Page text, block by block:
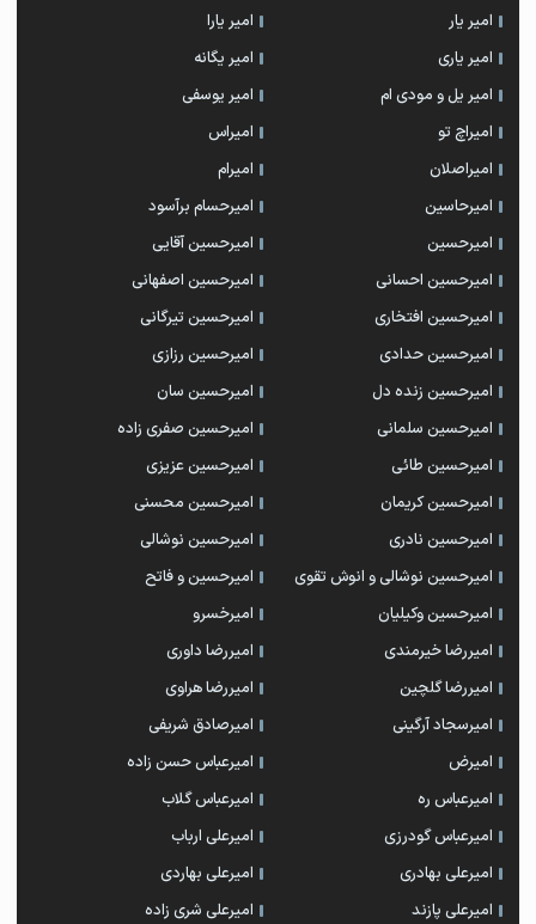
امیر یار
امیر یارا
امیر یاری
امیر یگانه
امیر یل و مودی ام
امیر یوسفی
امیراچ تو
امیراس
امیراصلان
امیرام
امیرحاسین
امیرحسام برآسود
امیرحسین
امیرحسین آقایی
امیرحسین احسانی
امیرحسین اصفهانی
امیرحسین افتخاری
امیرحسین تیرگانی
امیرحسین حدادی
امیرحسین رزازی
امیرحسین زنده دل
امیرحسین سان
امیرحسین سلمانی
امیرحسین صفری زاده
امیرحسین طائی
امیرحسین عزیزی
امیرحسین کریمان
امیرحسین محسنی
امیرحسین نادری
امیرحسین نوشالی
امیرحسین نوشالی و انوش تقوی
امیرحسین و فاتح
امیرحسین وکیلیان
امیرخسرو
امیررضا خیرمندی
امیررضا داوری
امیررضا گلچین
امیررضا هراوی
امیرسجاد آرگینی
امیرصادق شریفی
امیرض
امیرعباس حسن زاده
امیرعباس ره
امیرعباس گلاب
امیرعباس گودرزی
امیرعلی ارباب
امیرعلی بهادری
امیرعلی بهاردی
امیرعلی پازند
امیرعلی شری زاده